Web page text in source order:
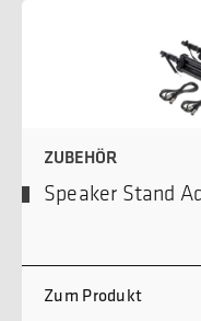
ZUBEHÖR
Speaker Stand
Zum Produkt